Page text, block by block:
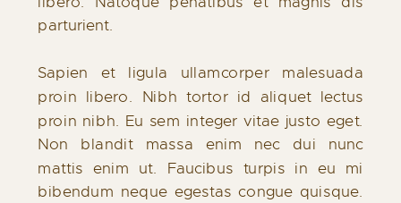
parturient.
Sapien et ligula ullamcorper malesuada
proin libero. Nibh tortor id aliquet lectus
proin nibh. Eu sem integer vitae justo eget.
Non blandit massa enim nec dui nunc
mattis enim ut. Faucibus turpis in eu mi
bibendum neque egestas congue quisque.